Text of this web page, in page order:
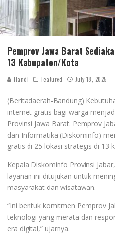
Pemprov Jawa Barat
13 Kabupaten/Kota
Handi Featured July 18, 2025
(Beritadaerah-Bandung)
internet gratis bagi warga
Provinsi Jawa Barat. Pemprov
dan Informatika (Diskominfo)
gratis di 25 lokasi strategis di 13
Kepala Diskominfo Provinsi
layanan ini ditujukan untuk
masyarakat dan wisatawan.
“Ini bentuk komitmen Pemprov
teknologi yang merata dan
era digital,” ujarnya.